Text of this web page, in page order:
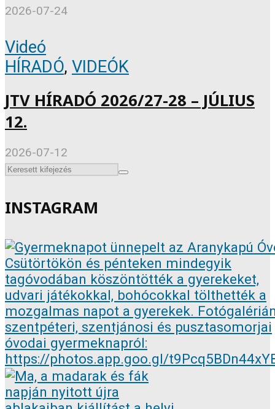
2026-07-24
Videó
HÍRADÓ, VIDEÓK
JTV HÍRADÓ 2026/27-28 – JÚLIUS
12.
2026-07-12
INSTAGRAM